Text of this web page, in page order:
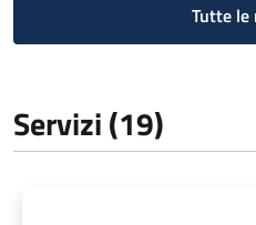
Tutte le
Servizi (19)